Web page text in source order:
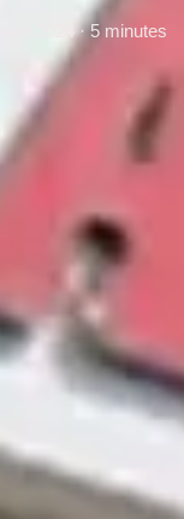
2024 · 5 minutes